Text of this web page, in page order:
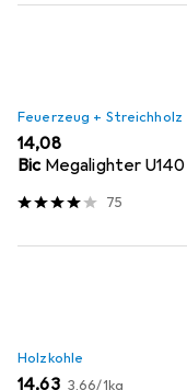
Feuerzeug + Streichholz
EUR
14,08
Bic Megalighter U140
75
Holzkohle
EUR
14,63 EUR
3,66/1kg